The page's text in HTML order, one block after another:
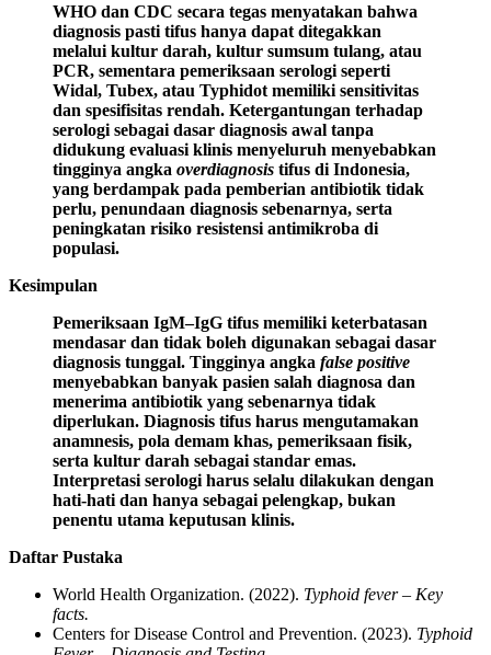
WHO dan CDC secara tegas menyatakan bahwa
diagnosis pasti tifus hanya dapat ditegakkan
melalui kultur darah, kultur sumsum tulang, atau
PCR, sementara pemeriksaan serologi seperti
Widal, Tubex, atau Typhidot memiliki sensitivitas
dan spesifisitas rendah. Ketergantungan terhadap
serologi sebagai dasar diagnosis awal tanpa
didukung evaluasi klinis menyeluruh menyebabkan
tingginya angka overdiagnosis tifus di Indonesia,
yang berdampak pada pemberian antibiotik tidak
perlu, penundaan diagnosis sebenarnya, serta
peningkatan risiko resistensi antimikroba di
populasi.
Kesimpulan
Pemeriksaan IgM–IgG tifus memiliki keterbatasan
mendasar dan tidak boleh digunakan sebagai dasar
diagnosis tunggal. Tingginya angka false positive
menyebabkan banyak pasien salah diagnosa dan
menerima antibiotik yang sebenarnya tidak
diperlukan. Diagnosis tifus harus mengutamakan
anamnesis, pola demam khas, pemeriksaan fisik,
serta kultur darah sebagai standar emas.
Interpretasi serologi harus selalu dilakukan dengan
hati-hati dan hanya sebagai pelengkap, bukan
penentu utama keputusan klinis.
Daftar Pustaka
World Health Organization. (2022). Typhoid fever – Key
facts.
Centers for Disease Control and Prevention. (2023). Typhoid